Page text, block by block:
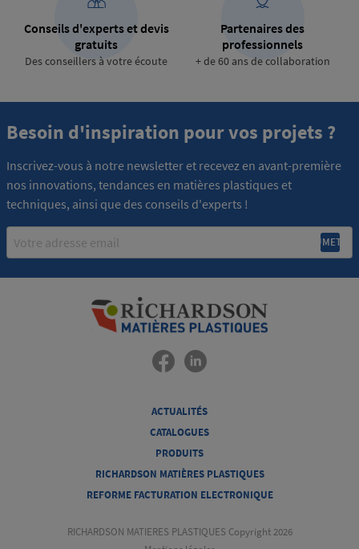
Conseils d'experts et devis
gratuits
Des conseillers à votre écoute
Partenaires des
professionnels
+ de 60 ans de collaboration
Besoin d'inspiration pour vos projets ?
Inscrivez-vous à notre newsletter et recevez en avant-première
nos innovations, tendances en matières plastiques et
techniques, ainsi que des conseils d'experts !
Email
ACTUALITÉS
CATALOGUES
PRODUITS
RICHARDSON MATIÈRES PLASTIQUES
REFORME FACTURATION ELECTRONIQUE
RICHARDSON MATIERES PLASTIQUES Copyright 2026